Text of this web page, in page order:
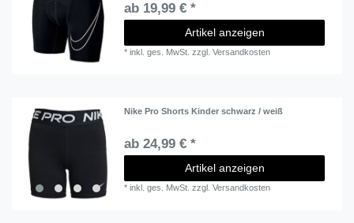
ab 19,99 € *
Artikel anzeigen
*inkl. ges. MwSt. zzgl.Versandkosten
Nike Pro Shorts Kinder schwarz / weiß
ab 24,99 € *
Artikel anzeigen
*inkl. ges. MwSt. zzgl.Versandkosten